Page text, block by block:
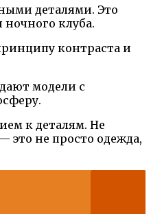
деталями. Это
ночного клуба.
контраста и
модели с
к деталям. Не
это не просто одежда,